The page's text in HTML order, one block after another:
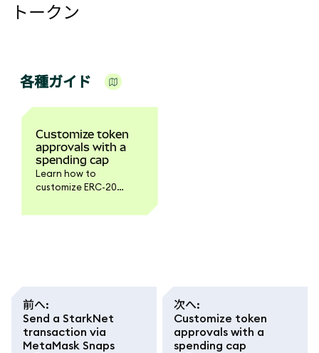
安全性の維持
トークン
各種ガイド
Customize token
approvals with a
spending cap
Learn how to
customize ERC-20
spending limits in
前へ:
Send a StarkNet
transaction via
MetaMask Snaps
次へ:
Customize token
approvals with a
spending cap